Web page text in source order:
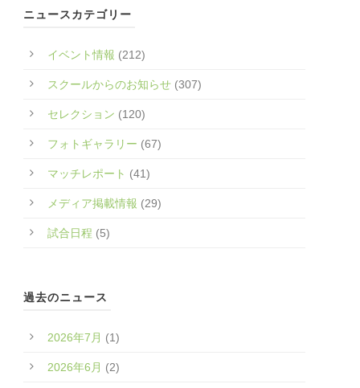
ニュースカテゴリー
イベント情報 (212)
スクールからのお知らせ (307)
セレクション (120)
フォトギャラリー (67)
マッチレポート (41)
メディア掲載情報 (29)
試合日程 (5)
過去のニュース
2026年7月 (1)
2026年6月 (2)